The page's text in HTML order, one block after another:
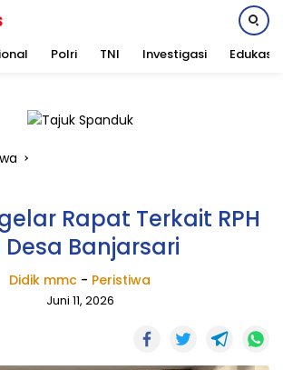
Polri TNI Investigasi Edukasi
Rapat Terkait RPH
Desa Banjarsari
Didik mmc - Peristiwa
Juni 11, 2026